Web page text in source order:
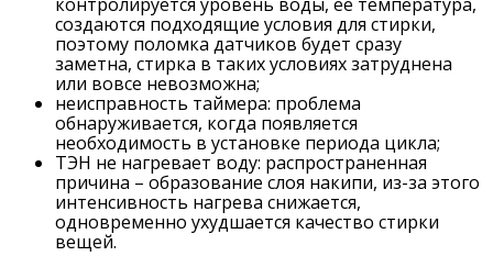
создаются подходящие условия для стирки,
поэтому поломка датчиков будет сразу
заметна, стирка в таких условиях затруднена
или вовсе невозможна;
неисправность таймера: проблема
обнаруживается, когда появляется
необходимость в установке периода цикла;
ТЭН не нагревает воду: распространенная
причина – образование слоя накипи, из-за этого
интенсивность нагрева снижается,
одновременно ухудшается качество стирки
вещей.